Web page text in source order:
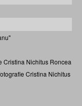
Cristina Nichitus Roncea
Cristina Nichitus